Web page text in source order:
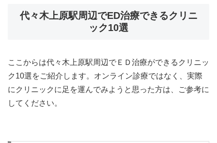
代々木上原駅周辺でED治療できるクリニ
ック10選
ここからは代々木上原駅周辺でＥＤ治療ができるクリニッ
ク10選をご紹介します。オンライン診療ではなく、実際
にクリニックに足を運んでみようと思った方は、ご参考に
してください。